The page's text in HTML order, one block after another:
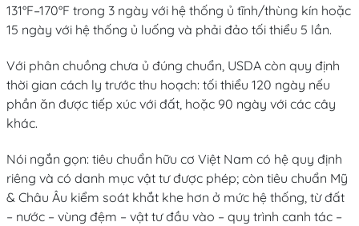
131°F–170°F trong 3 ngày với hệ thống ủ tĩnh/thùng kín hoặc
15 ngày với hệ thống ủ luống và phải đảo tối thiểu 5 lần.
Với phân chuồng chưa ủ đúng chuẩn, USDA còn quy định
thời gian cách ly trước thu hoạch: tối thiểu 120 ngày nếu
phần ăn được tiếp xúc với đất, hoặc 90 ngày với các cây
khác.
Nói ngắn gọn: tiêu chuẩn hữu cơ Việt Nam có hệ quy định
riêng và có danh mục vật tư được phép; còn tiêu chuẩn Mỹ
& Châu Âu kiểm soát khắt khe hơn ở mức hệ thống, từ đất
– nước – vùng đệm – vật tư đầu vào – quy trình canh tác –